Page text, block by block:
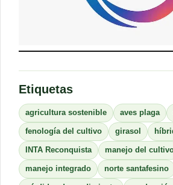
Etiquetas
agricultura sostenible aves plaga
fenología del cultivo girasol
INTA Reconquista manejo del
manejo integrado norte santafesino